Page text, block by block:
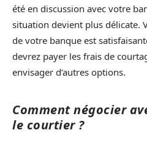
été en discussion avec votre
situation devient plus délicate.
de votre banque est
devrez payer les frais de
envisager d’autres options.
Comment négocier
le courtier ?